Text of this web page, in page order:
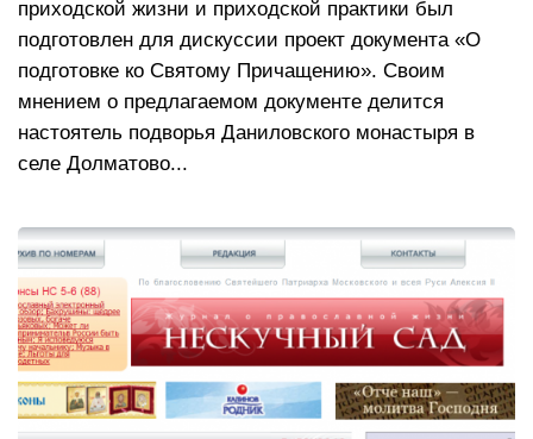
приходской жизни и приходской практики был
подготовлен для дискуссии проект документа «О
подготовке ко Святому Причащению». Своим
мнением о предлагаемом документе делится
настоятель подворья Даниловского монастыря в
селе Долматово...